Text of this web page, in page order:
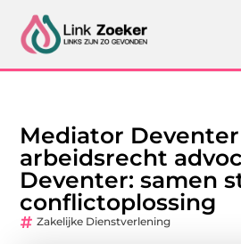
Mediator
arbeidsrecht
Deventer: samen
conflictoplossing
Zakelijke Dienstverlening